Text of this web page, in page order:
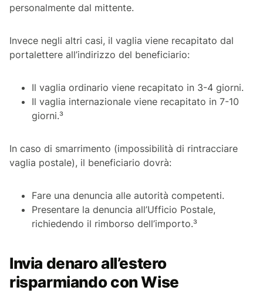
personalmente dal mittente.
Invece negli altri casi, il vaglia viene recapitato dal
portalettere all’indirizzo del beneficiario:
Il vaglia ordinario viene recapitato in 3-4 giorni.
Il vaglia internazionale viene recapitato in 7-10
giorni.³
In caso di smarrimento (impossibilità di rintracciare
vaglia postale), il beneficiario dovrà:
Fare una denuncia alle autorità competenti.
Presentare la denuncia all’Ufficio Postale,
richiedendo il rimborso dell’importo.³
Invia denaro all’estero
risparmiando con Wise